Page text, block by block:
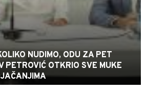
NUDIMO, ODU ZA PET
PETROVIĆ OTKRIO SVE MUKE